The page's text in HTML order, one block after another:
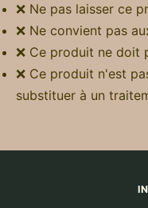
❌ Ne pas laisser ce
❌ Ne convient pas
❌ Ce produit ne doit
❌ Ce produit n'est
substituer à un